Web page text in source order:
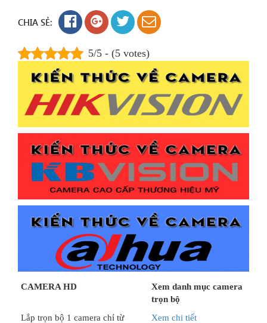
CHIA SẺ:
5/5 - (5 votes)
CAMERA HD
Xem danh mục camera
trọn bộ
Lắp trọn bộ 1 camera chỉ từ
Xem chi tiết